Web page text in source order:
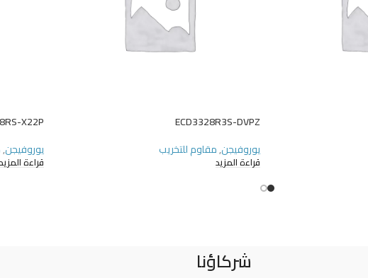
ECD3328R3S-DVPZ
يوروفيجن,مقاوم للتخريب
قراءة المزيد
X22P
يوروفيجن,
قراءة المزيد
شركاؤنا